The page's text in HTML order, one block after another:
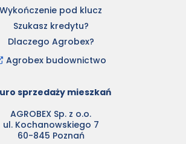
Wykończenie pod klucz
Szukasz kredytu?
Dlaczego Agrobex?
Agrobex budownictwo
sprzedaży mieszkań
AGROBEX Sp. z o.o.
ul. Kochanowskiego 7
60-845 Poznań